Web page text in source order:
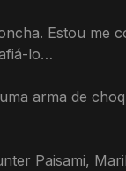
Estou me
lo…
arma de
Paisami,